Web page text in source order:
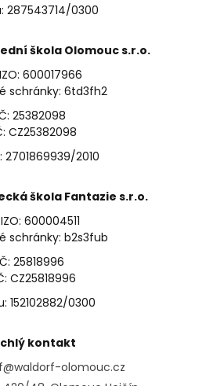
287543714/0300
škola Olomouc s.r.o.
600017966
schránky: 6td3fh2
25382098
CZ25382098
2010
škola Fantazie s.r.o.
600004511
schránky: b2s3fub
25818996
CZ25818996
152102882/0300
kontakt
olomouc.cz